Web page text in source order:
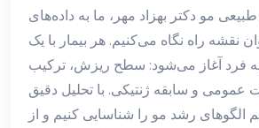
مو دکتر بهزاد مهر، ما به داده‌های
نقشه راه نگاه می‌کنیم. هر بیمار با یک
فرد آغاز می‌شود: سطح ریزش، ترکیب
و سابقه ژنتیکی. با تحلیل دقیق
الگوهای رشد مو را شناسایی کنیم و از